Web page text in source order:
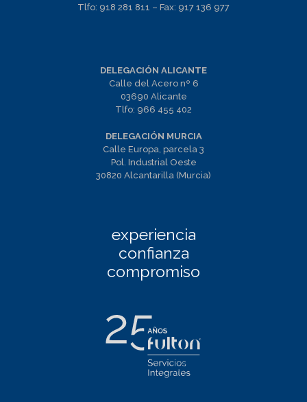
Tlfo: 918 281 811 – Fax: 917 136 977
DELEGACIÓN ALICANTE
Calle del Acero nº 6
03690 Alicante
Tlfo: 966 455 402
DELEGACIÓN MURCIA
Calle Europa, parcela 3
Pol. Industrial Oeste
30820 Alcantarilla (Murcia)
experiencia
confianza
compromiso